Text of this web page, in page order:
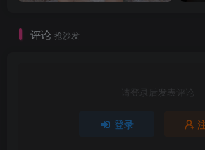
评论 抢沙发
请登录后发表评论
登录